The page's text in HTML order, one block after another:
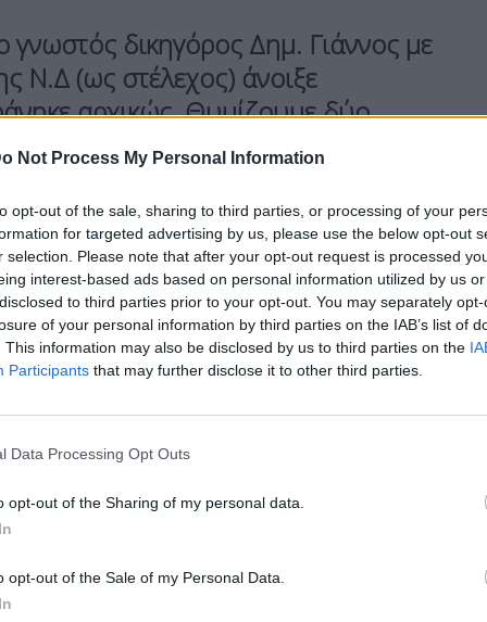
Not Process My Personal Information
opt-out of the sale, sharing to third parties, or processing of your
for targeted advertising by us, please use the below opt-out
selection. Please note that after your opt-out request is processed
interest-based ads based on personal information utilized by us
to third parties prior to your opt-out. You may separately
of your personal information by third parties on the IAB’s list of
This information may also be disclosed by us to third parties on the
Participants that may further disclose it to other third parties.
Data Processing Opt Outs
opt-out of the Sharing of my personal data.
opt-out of the Sale of my Personal Data.
δικηγόρος Δημ. Γιάννος με
Ν.Δ (ως στέλεχος) άνοιξε
αρχικώς. Θυμίζουμε δύο
και νομικός σύμβουλος του
το ρήγμα που έχει
πρωθυπουργούς και κατέληξε με
και παραμένει λάθος. Οι διαφορές
λύνονται με
Είναι πλήγμα που πρέπει
μπορεί να είναι ένα έμμεσο μήνυμα
επιδιώκει να ξαναστήσει γέφυρες
άλλοι στο συνέδριο, μεταξύ αυτών και ο